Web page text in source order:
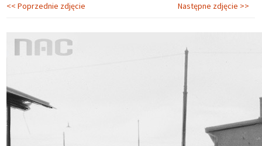
<< Poprzednie zdjęcie Następne zdjęcie >>